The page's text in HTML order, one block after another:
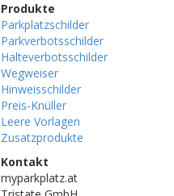
Produkte
Parkplatzschilder
Parkverbotsschilder
Halteverbotsschilder
Wegweiser
Hinweisschilder
Preis-Knüller
Leere Vorlagen
Zusatzprodukte
Kontakt
myparkplatz.at